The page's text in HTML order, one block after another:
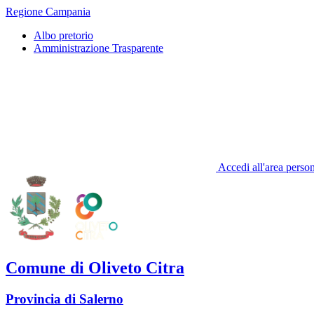
Regione Campania
Albo pretorio
Amministrazione Trasparente
Accedi all'area
Comune di Oliveto Citra
Provincia di Salerno